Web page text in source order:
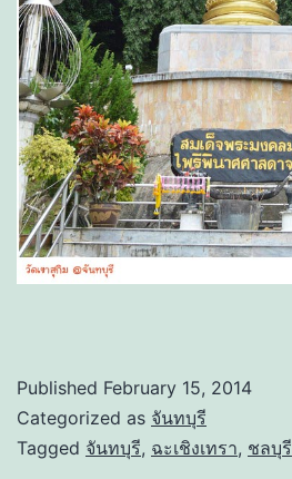
Published February 15, 2014
Categorized as จันทบุรี
Tagged จันทบุรี, ฉะเชิงเทรา, ชลบุรี